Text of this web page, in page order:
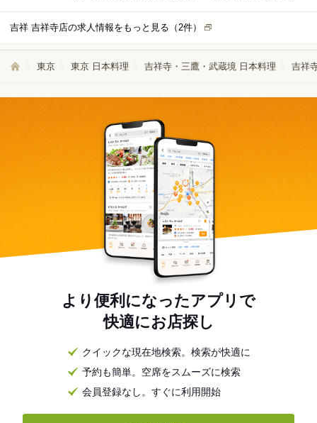
＊20代も活躍中！ ＊飲食業界・ホール業務初心者の方やブラ
ンクがある方もご応募歓迎
吉祥 吉祥寺店の求人情報をもっと見る（2件）
東京 東京 日本料理 吉祥寺・三鷹・武蔵境 日本料理 吉祥
より便利になったアプリで
快適にお店探し
クイックな現在地検索。検索が快適に
予約も簡単。空席をスムーズに検索
会員登録なし。すぐに利用開始